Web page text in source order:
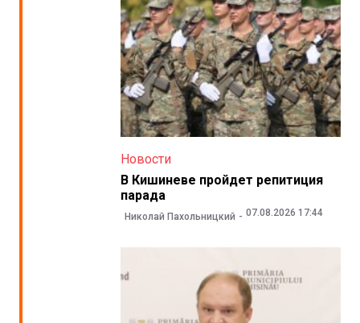
Новости
В Кишиневе пройдет репитиция
парада
Николай Пахольницкий 07.08.2026 17:44